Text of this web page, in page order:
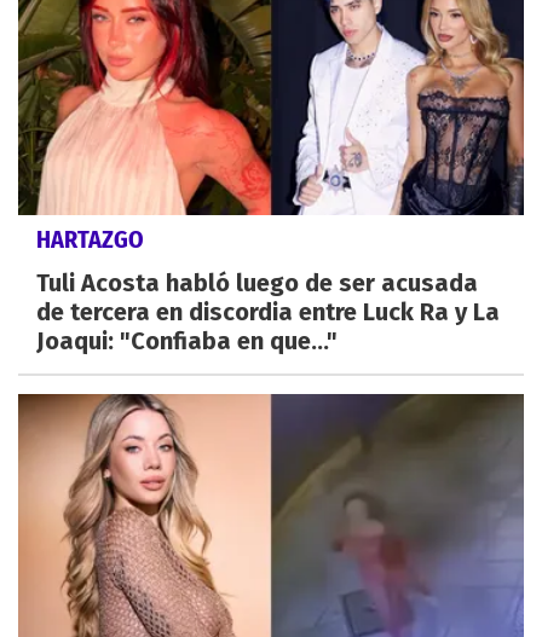
HARTAZGO
Tuli Acosta habló luego de ser acusada
de tercera en discordia entre Luck Ra y La
Joaqui: "Confiaba en que..."